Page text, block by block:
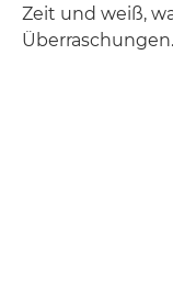
Zeit und weiß,